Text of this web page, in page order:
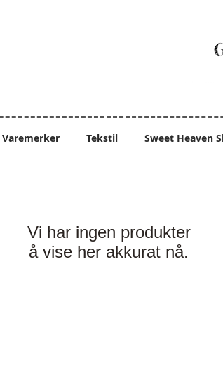
Varemerker Tekstil Sweet Heaven
Vi har ingen produkter
å vise her akkurat nå.